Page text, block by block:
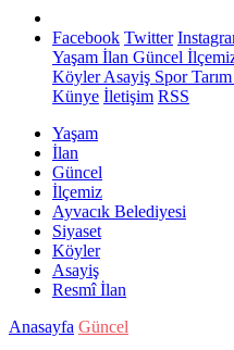
Facebook Twitter
Yaşam İlan Güncel
KöylerAsayiş Spor
Künye İletişim RSS
Yaşam
İlan
Güncel
İlçemiz
Ayvacık Belediyesi
Siyaset
Köyler
Asayiş
Resmî İlan
Anasayfa Güncel